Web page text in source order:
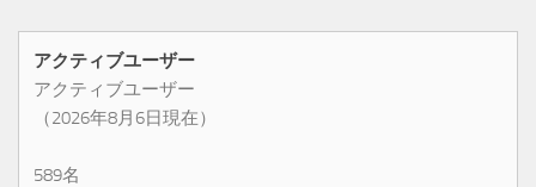
アクティブユーザー
アクティブユーザー
（2026年8月6日現在）
589名